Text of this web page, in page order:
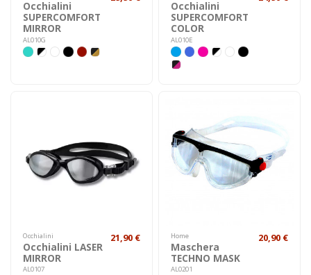
Occhialini
SUPERCOMFORT
MIRROR
AL010G
Occhialini
SUPERCOMFORT
COLOR
AL010E
Occhialini
Occhialini LASER
MIRROR
AL0107
21,90 € Home
Maschera
TECHNO MASK
AL0201
20,90 €